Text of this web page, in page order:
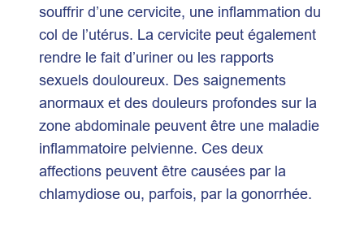
souffrir d’une cervicite, une inflammation du
col de l’utérus. La cervicite peut également
rendre le fait d’uriner ou les rapports
sexuels douloureux. Des saignements
anormaux et des douleurs profondes sur la
zone abdominale peuvent être une maladie
inflammatoire pelvienne. Ces deux
affections peuvent être causées par la
chlamydiose ou, parfois, par la gonorrhée.